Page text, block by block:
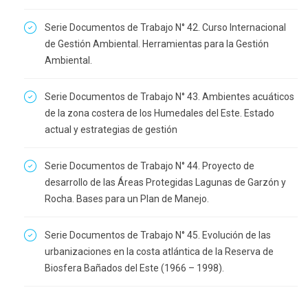
Serie Documentos de Trabajo N° 42. Curso Internacional
de Gestión Ambiental. Herramientas para la Gestión
Ambiental.
Serie Documentos de Trabajo N° 43. Ambientes acuáticos
de la zona costera de los Humedales del Este. Estado
actual y estrategias de gestión
Serie Documentos de Trabajo N° 44. Proyecto de
desarrollo de las Áreas Protegidas Lagunas de Garzón y
Rocha. Bases para un Plan de Manejo.
Serie Documentos de Trabajo N° 45. Evolución de las
urbanizaciones en la costa atlántica de la Reserva de
Biosfera Bañados del Este (1966 – 1998).